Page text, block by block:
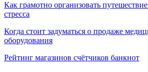
Как грамотно организовать
стресса
Когда стоит задуматься о продаже
оборудования
Рейтинг магазинов счётчиков банкнот